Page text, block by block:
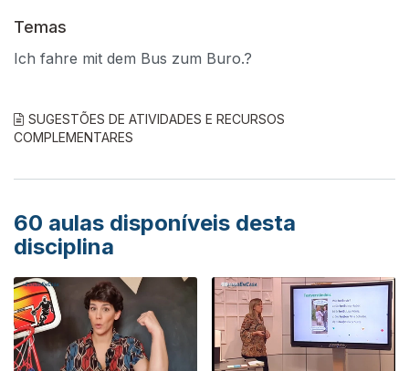
Temas
Ich fahre mit dem Bus zum Buro.?
SUGESTÕES DE ATIVIDADES E RECURSOS
COMPLEMENTARES
60 aulas disponíveis desta
disciplina